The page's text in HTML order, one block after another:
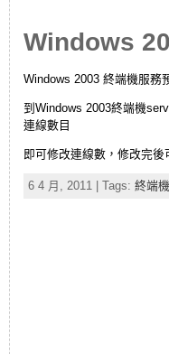
Windows
Windows 2003 終端機服務
到Windows 2003終端機
連線數目
即可修改連線數，修改完
6 4 月, 2011 | Tags: 終端